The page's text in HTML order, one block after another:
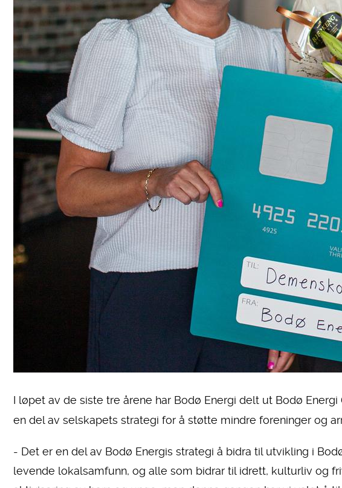
I løpet av de siste tre årene har Bodø Energi delt ut Bodø
en del av selskapets strategi for å støtte mindre foreninger og
- Det er en del av Bodø Energis strategi å bidra til utvikling i
levende lokalsamfunn, og alle som bidrar til idrett, kulturliv og